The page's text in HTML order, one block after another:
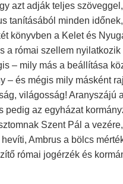
azt adják teljes
tanításából minden
könyvben a Kelet és
a római szellem nyilatkozik
– mily más a beállítása
– és mégis mily másként
világosság! Aranyszájú
az egyházat
Szent Pál a
Ambrus a bölcs
római jogérzék és